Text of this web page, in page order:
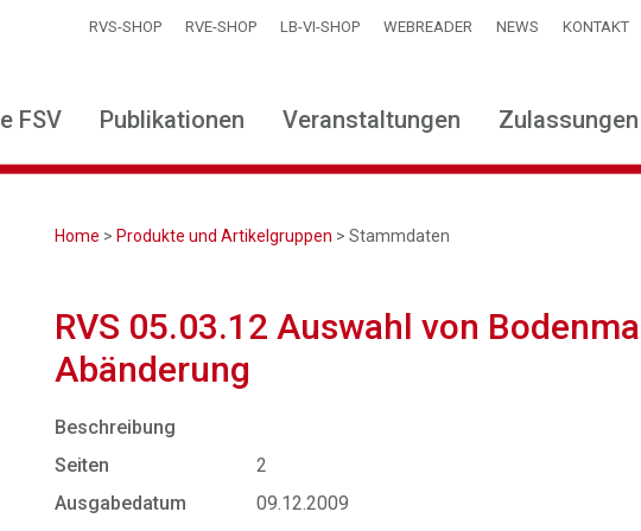
RVS-SHOP RVE-SHOP LB-VI-SHOP WEBREADER NEWS KONTAKT
FSV Publikationen Veranstaltungen Zulassungen
Home > Produkte und Artikelgruppen > Stammdaten
RVS 05.03.12 Auswahl von
Abänderung
Beschreibung
Seiten
2
Ausgabedatum
09.12.2009